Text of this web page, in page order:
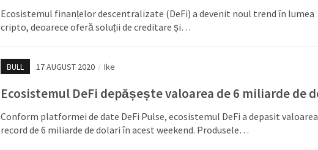
Ecosistemul finanțelor descentralizate (DeFi) a devenit noul trend în lumea
cripto, deoarece oferă soluții de creditare și…
BULL 17 AUGUST 2020 / Ike
Ecosistemul DeFi depășește valoarea de 6 miliarde de
Conform platformei de date DeFi Pulse, ecosistemul DeFi a depasit valoarea
record de 6 miliarde de dolari în acest weekend. Produsele…